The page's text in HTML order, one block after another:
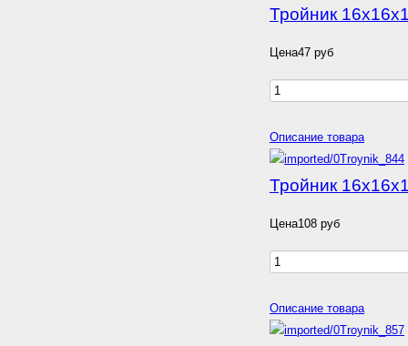
Тройник
Цена47 руб
Описание товара
Тройник
Цена108 руб
Описание товара